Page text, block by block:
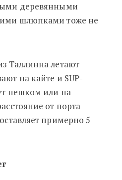
деревянными
шлюпками тоже не
Таллинна летают
на кайте и SUP-
пешком или на
от порта
примерно 5